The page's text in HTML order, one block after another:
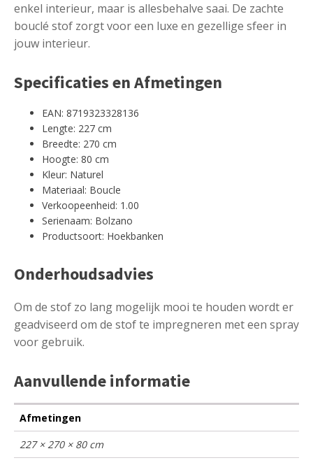
enkel interieur, maar is allesbehalve saai. De zachte
bouclé stof zorgt voor een luxe en gezellige sfeer in
jouw interieur.
Specificaties en Afmetingen
EAN: 8719323328136
Lengte: 227 cm
Breedte: 270 cm
Hoogte: 80 cm
Kleur: Naturel
Materiaal: Boucle
Verkoopeenheid: 1.00
Serienaam: Bolzano
Productsoort: Hoekbanken
Onderhoudsadvies
Om de stof zo lang mogelijk mooi te houden wordt er
geadviseerd om de stof te impregneren met een spray
voor gebruik.
Aanvullende informatie
Afmetingen
227 × 270 × 80 cm